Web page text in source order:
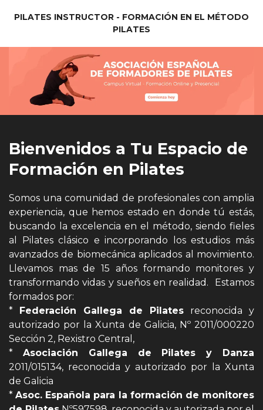
PILATES INSTRUCTOR - FORMACIÓN EN EL MÉTODO
PILATES
Bienvenidos a Tu Espacio de
Formación en Pilates
Somos una comunidad de profesionales con amplia
experiencia, que hemos estado en donde tú estás,
buscando la excelencia en el método, siendo fieles
al Pilates clásico e incorporando los estudios más
avanzados de biomecánica aplicados al movimiento.
Llevamos mas de 15 años formando monitores y
transformando vidas y sueños en realidad. Estamos
formados por:
* Federación Gallega de Pilates reconocida y
autorizado por la Xunta de Galicia, Nº 2011/000220
Sección 2, Rexistro Central,
* Asociación Gallega de Pilates y Danza
2011/015134, reconocida y autorizado por la Xunta
de Galicia
*Asoc. Española para la formación de monitores